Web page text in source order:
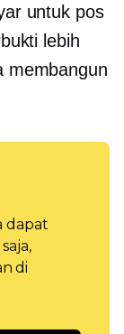
untuk pos
lebih
membangun
dapat
di